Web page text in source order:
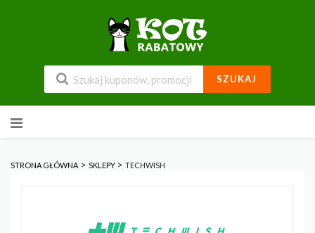
SZUKAJ
do
STRONA GŁÓWNA > SKLEPY > TECHWISH